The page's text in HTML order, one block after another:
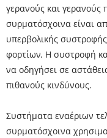
γερανούς και γερανούς
συρματόσχοινα είναι
υπερβολικής
φορτίων. Η συστροφή
να οδηγήσει σε
πιθανούς κινδύνους.
Συστήματα εναέριων
συρματόσχοινα